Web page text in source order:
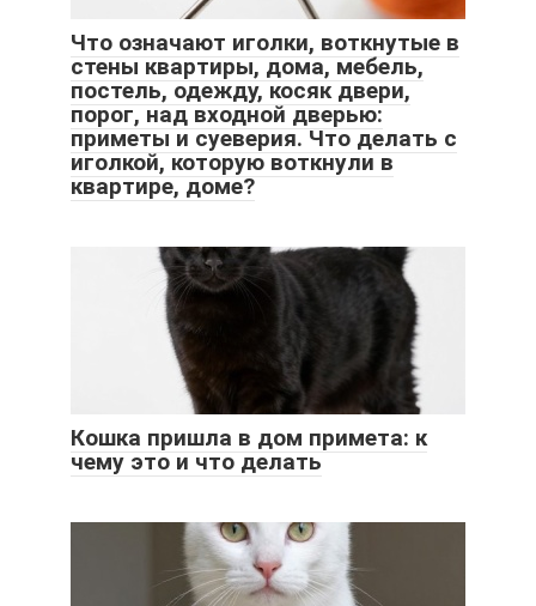
Что означают иголки, воткнутые в
стены квартиры, дома, мебель,
постель, одежду, косяк двери,
порог, над входной дверью:
приметы и суеверия. Что делать с
иголкой, которую воткнули в
квартире, доме?
Кошка пришла в дом примета: к
чему это и что делать